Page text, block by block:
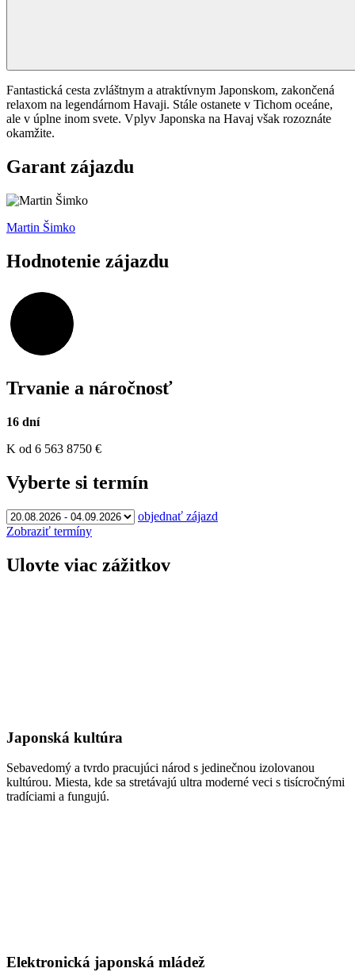
Fantastická cesta zvláštnym a atraktívnym Japonskom, zakončená
relaxom na legendárnom Havaji. Stále ostanete v Tichom oceáne,
ale v úplne inom svete. Vplyv Japonska na Havaj však rozoznáte
okamžite.
Garant zájazdu
Martin Šimko
Hodnotenie zájazdu
Trvanie a náročnosť
16 dní
K od 6 563 8750 €
Vyberte si termín
objednať zájazd
Zobraziť termíny
Ulovte viac zážitkov
Japonská kultúra
Sebavedomý a tvrdo pracujúci národ s jedinečnou izolovanou
kultúrou. Miesta, kde sa stretávajú ultra moderné veci s tisícročnými
tradíciami a fungujú.
Elektronická japonská mládež